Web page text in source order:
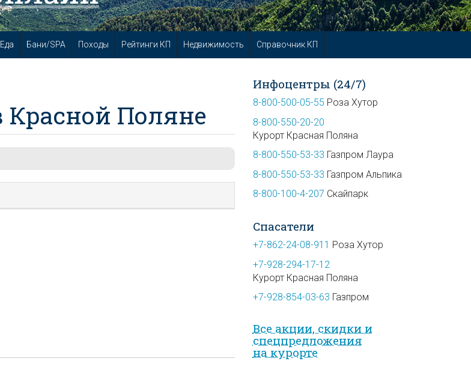
Еда Бани/SPA Походы Рейтинги КП Недвижимость Справочник КП
Поляне
Инфоцентры (24/7)
8-800-500-05-55 Роза Хутор
8-800-550-20-20
Курорт Красная Поляна
8-800-550-53-33 Газпром Лаура
8-800-550-53-33 Газпром Альпика
8-800-100-4-207 Скайпарк
Спасатели
+7-862-24-08-911 Роза Хутор
+7-928-294-17-12
Курорт Красная Поляна
+7-928-854-03-63 Газпром
Все акции, скидки и
спец­предложе­ния
на курорте